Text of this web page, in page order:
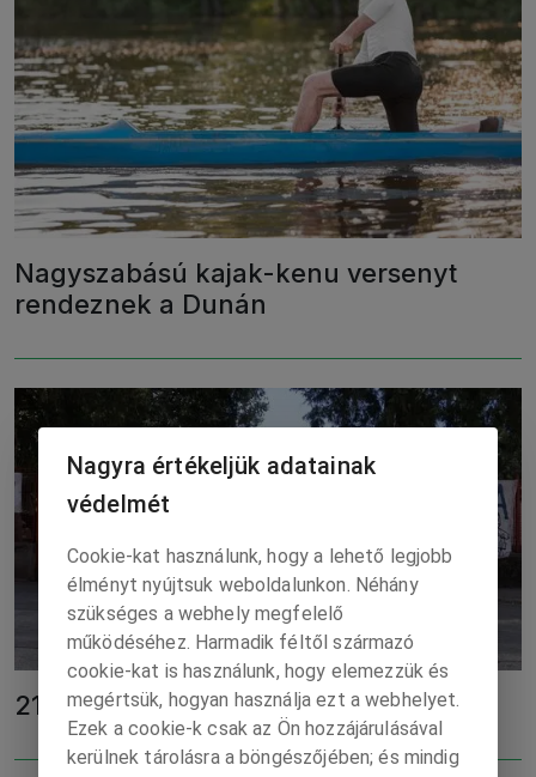
Nagyszabású kajak-kenu versenyt
rendeznek a Dunán
21400 km egy nap alatt, biciklivel
Nagyra értékeljük adatainak
védelmét
Cookie-kat használunk, hogy a lehető legjobb
élményt nyújtsuk weboldalunkon. Néhány
szükséges a webhely megfelelő
működéséhez. Harmadik féltől származó
cookie-kat is használunk, hogy elemezzük és
megértsük, hogyan használja ezt a webhelyet.
Ezek a cookie-k csak az Ön hozzájárulásával
kerülnek tárolásra a böngészőjében; és mindig